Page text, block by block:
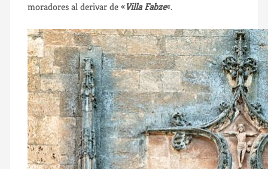
moradores al derivar de «Villa Fabze«.